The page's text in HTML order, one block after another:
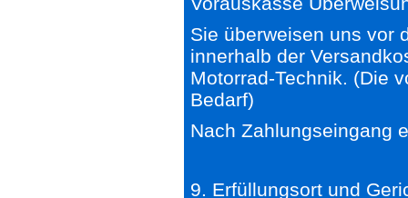
Sie überweisen uns vor
innerhalb der
Motorrad-Technik. (Die
Bedarf)
Nach Zahlungseingang
9. Erfüllungsort und